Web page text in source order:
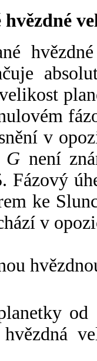
hvězdné
v
G není
Fázový
ke
v
od